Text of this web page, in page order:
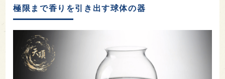
極限まで香りを引き出す球体の器